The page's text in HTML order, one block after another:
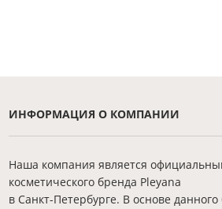
ИНФОРМАЦИЯ О КОМПАНИИ
Наша компания является
косметического бренда Pleyana
в Санкт-Петербурге. В основе